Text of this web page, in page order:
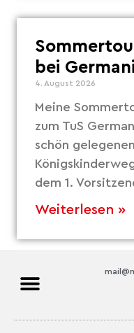
bei
4. August 2026
Meine
zum TuS
schön
dem 1.
Weiterlesen »